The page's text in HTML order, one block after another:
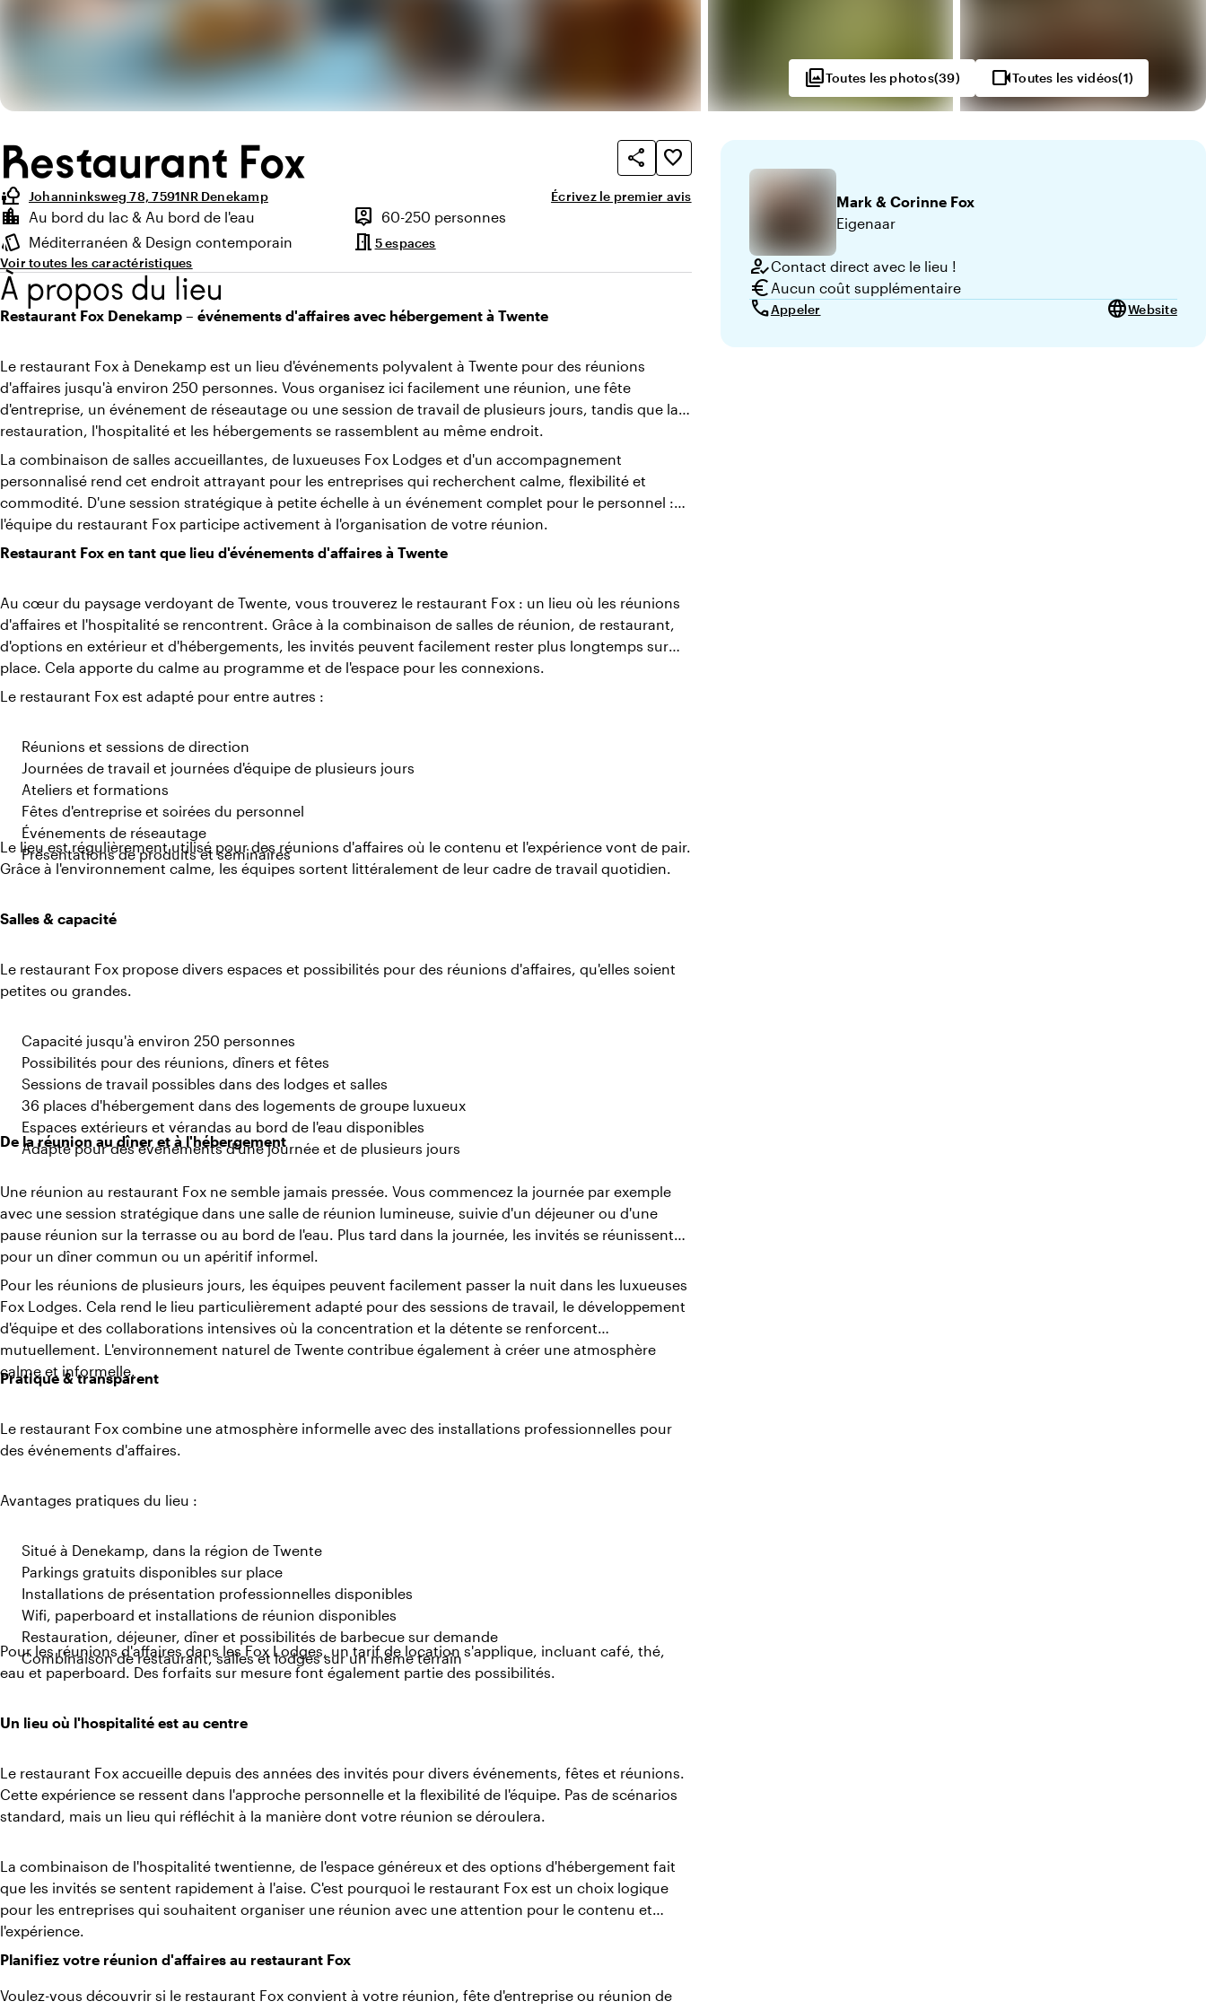
photo_libraryToutes les photos(39) videocamToutes les vidéos(1)
Restaurant Fox share
favorite_border
nature_people
Johanninksweg 78, 7591NR Denekamp Écrivez le premier avis
Points forts
location_city
Environnement
Au bord du lac & Au bord de l'eau person_pin
Capacité
60-250 personnes
style
Ambiance
Méditerranéen & Design contemporain meeting_room 5 espaces
Voir toutes les caractéristiques
À propos du lieu
Restaurant Fox Denekamp – événements d'affaires avec hébergement à Twente
Le restaurant Fox à Denekamp est un lieu d'événements polyvalent à Twente pour des réunions
d'affaires jusqu'à environ 250 personnes. Vous organisez ici facilement une réunion, une fête
d'entreprise, un événement de réseautage ou une session de travail de plusieurs jours, tandis que la
restauration, l'hospitalité et les hébergements se rassemblent au même endroit.
La combinaison de salles accueillantes, de luxueuses Fox Lodges et d'un accompagnement
personnalisé rend cet endroit attrayant pour les entreprises qui recherchent calme, flexibilité et
commodité. D'une session stratégique à petite échelle à un événement complet pour le personnel :
l'équipe du restaurant Fox participe activement à l'organisation de votre réunion.
Restaurant Fox en tant que lieu d'événements d'affaires à Twente
Au cœur du paysage verdoyant de Twente, vous trouverez le restaurant Fox : un lieu où les réunions
d'affaires et l'hospitalité se rencontrent. Grâce à la combinaison de salles de réunion, de restaurant,
d'options en extérieur et d'hébergements, les invités peuvent facilement rester plus longtemps sur
place. Cela apporte du calme au programme et de l'espace pour les connexions.
Le restaurant Fox est adapté pour entre autres :
Réunions et sessions de direction
Journées de travail et journées d'équipe de plusieurs jours
Ateliers et formations
Fêtes d'entreprise et soirées du personnel
Événements de réseautage
Présentations de produits et séminaires
Le lieu est régulièrement utilisé pour des réunions d'affaires où le contenu et l'expérience vont de pair.
Grâce à l'environnement calme, les équipes sortent littéralement de leur cadre de travail quotidien.
Salles & capacité
Le restaurant Fox propose divers espaces et possibilités pour des réunions d'affaires, qu'elles soient
petites ou grandes.
Capacité jusqu'à environ 250 personnes
Possibilités pour des réunions, dîners et fêtes
Sessions de travail possibles dans des lodges et salles
36 places d'hébergement dans des logements de groupe luxueux
Espaces extérieurs et vérandas au bord de l'eau disponibles
Adapté pour des événements d'une journée et de plusieurs jours
De la réunion au dîner et à l'hébergement
Une réunion au restaurant Fox ne semble jamais pressée. Vous commencez la journée par exemple
avec une session stratégique dans une salle de réunion lumineuse, suivie d'un déjeuner ou d'une
pause réunion sur la terrasse ou au bord de l'eau. Plus tard dans la journée, les invités se réunissent
pour un dîner commun ou un apéritif informel.
Pour les réunions de plusieurs jours, les équipes peuvent facilement passer la nuit dans les luxueuses
Fox Lodges. Cela rend le lieu particulièrement adapté pour des sessions de travail, le développement
d'équipe et des collaborations intensives où la concentration et la détente se renforcent
mutuellement. L'environnement naturel de Twente contribue également à créer une atmosphère
calme et informelle.
Pratique & transparent
Le restaurant Fox combine une atmosphère informelle avec des installations professionnelles pour
des événements d'affaires.
Avantages pratiques du lieu :
Situé à Denekamp, dans la région de Twente
Parkings gratuits disponibles sur place
Installations de présentation professionnelles disponibles
Wifi, paperboard et installations de réunion disponibles
Restauration, déjeuner, dîner et possibilités de barbecue sur demande
Combinaison de restaurant, salles et lodges sur un même terrain
Pour les réunions d'affaires dans les Fox Lodges, un tarif de location s'applique, incluant café, thé,
eau et paperboard. Des forfaits sur mesure font également partie des possibilités.
Un lieu où l'hospitalité est au centre
Le restaurant Fox accueille depuis des années des invités pour divers événements, fêtes et réunions.
Cette expérience se ressent dans l'approche personnelle et la flexibilité de l'équipe. Pas de scénarios
standard, mais un lieu qui réfléchit à la manière dont votre réunion se déroulera.
La combinaison de l'hospitalité twentienne, de l'espace généreux et des options d'hébergement fait
que les invités se sentent rapidement à l'aise. C'est pourquoi le restaurant Fox est un choix logique
pour les entreprises qui souhaitent organiser une réunion avec une attention pour le contenu et
l'expérience.
Planifiez votre réunion d'affaires au restaurant Fox
Voulez-vous découvrir si le restaurant Fox convient à votre réunion, fête d'entreprise ou réunion de
Mark & Corinne Fox
Eigenaar
how_to_regContact direct avec le lieu !
euro Aucun coût supplémentaire
callAppeler languageWebsite